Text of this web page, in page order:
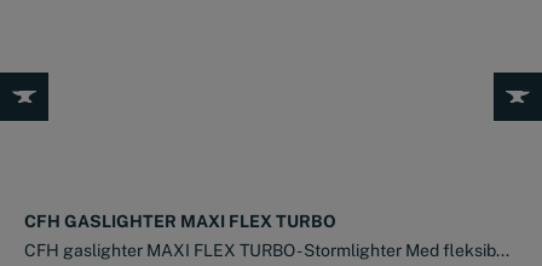
CFH GASLIGHTER MAXI FLEX TURBO
CFH gaslighter MAXI FLEX TURBO - Stormlighter Med fleksib...